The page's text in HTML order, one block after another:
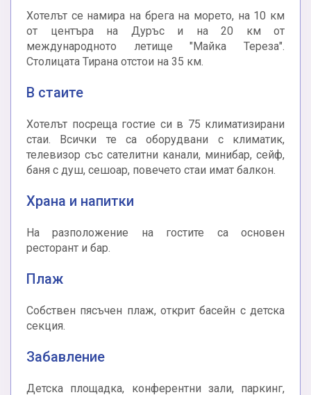
Хотелът се намира на брега на морето, на 10 км
от центъра на Дуръс и на 20 км от
международното летище "Майка Тереза".
Столицата Тирана отстои на 35 км.
В стаите
Хотелът посреща гостие си в 75 климатизирани
стаи. Всички те са оборудвани с климатик,
телевизор със сателитни канали, минибар, сейф,
баня с душ, сешоар, повечето стаи имат балкон.
Храна и напитки
На разположение на гостите са основен
ресторант и бар.
Плаж
Собствен пясъчен плаж, открит басейн с детска
секция.
Забавление
Детска площадка, конферентни зали, паркинг,